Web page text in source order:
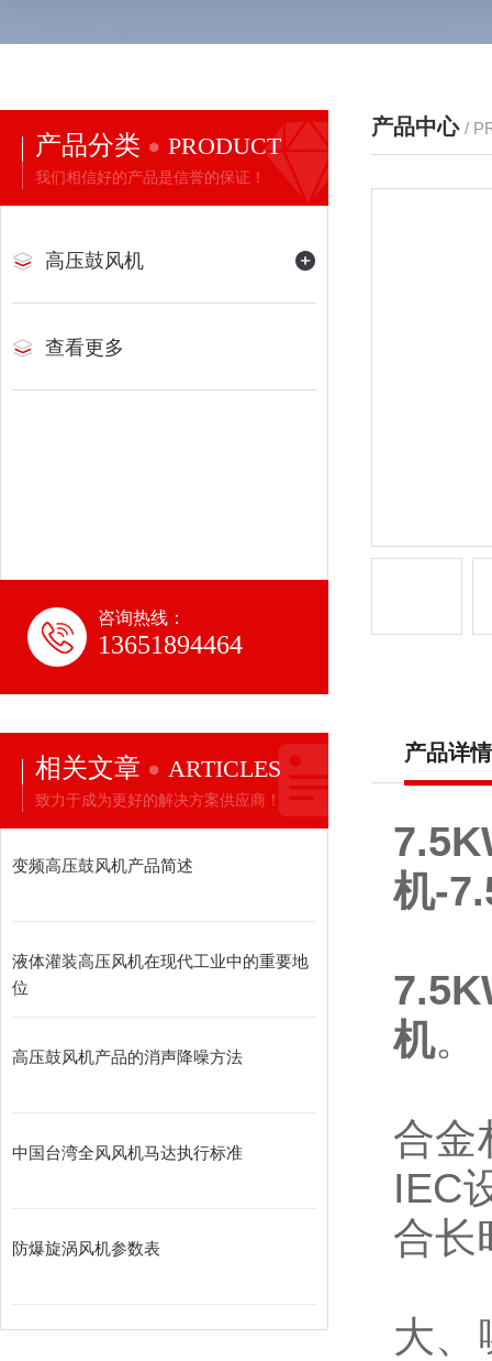
产品分类 PRODUCT
我们相信好的产品是信誉的保证！
高压鼓风机
查看更多
咨询热线：
13651894464
相关文章 ARTICLES
致力于成为更好的解决方案供应商！
变频高压鼓风机产品简述
液体灌装高压风机在现代工业中的重要地
位
高压鼓风机产品的消声降噪方法
中国台湾全风风机马达执行标准
防爆旋涡风机参数表
产品中心 /
产品详情
机-
机。
合金
IEC
合长
大、